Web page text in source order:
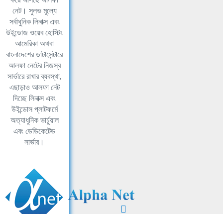
নেট। সুলভ মূল্যে
সর্বাধুনিক লিনাক্স এবং
উইন্ডোজ ওয়েব হোস্টিং
আমেরিকা অথবা
বাংলাদেশের ডাটাসেন্টারে
আলফা নেটের নিজস্ব
সার্ভারে রাখার ব্যবস্থা,
এছাড়াও আলফা নেট
দিচ্ছে লিনাক্স এবং
উইন্ডোস প্লাটফর্মে
অত্যাধুনিক ভার্চুয়াল
এবং ডেডিকেটেড
সার্ভার।